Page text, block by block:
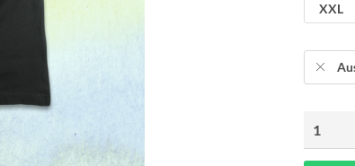
XXL